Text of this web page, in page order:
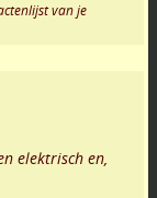
van je
elektrisch en,